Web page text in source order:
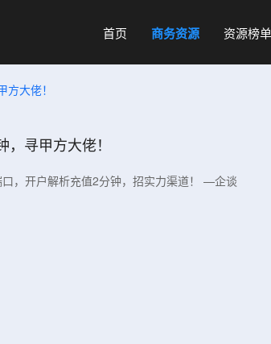
首页 商务资源 资源榜单
大佬！
寻甲方大佬！
，开户解析充值2分钟，招实力渠道！ —企谈